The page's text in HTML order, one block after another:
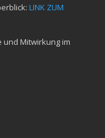
LINK ZUM
Mitwirkung im